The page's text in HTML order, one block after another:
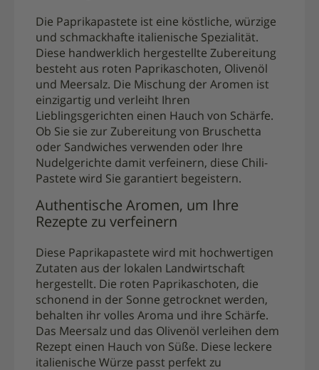
Die Paprikapastete ist eine köstliche, würzige
und schmackhafte italienische Spezialität.
Diese handwerklich hergestellte Zubereitung
besteht aus roten Paprikaschoten, Olivenöl
und Meersalz. Die Mischung der Aromen ist
einzigartig und verleiht Ihren
Lieblingsgerichten einen Hauch von Schärfe.
Ob Sie sie zur Zubereitung von Bruschetta
oder Sandwiches verwenden oder Ihre
Nudelgerichte damit verfeinern, diese Chili-
Pastete wird Sie garantiert begeistern.
Authentische Aromen, um Ihre
Rezepte zu verfeinern
Diese Paprikapastete wird mit hochwertigen
Zutaten aus der lokalen Landwirtschaft
hergestellt. Die roten Paprikaschoten, die
schonend in der Sonne getrocknet werden,
behalten ihr volles Aroma und ihre Schärfe.
Das Meersalz und das Olivenöl verleihen dem
Rezept einen Hauch von Süße. Diese leckere
italienische Würze passt perfekt zu